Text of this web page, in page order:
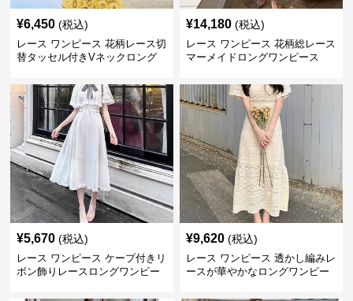
¥6,450 (税込)
レース ワンピース 花柄レース切
替タッセル付きVネックロング
¥14,180 (税込)
レース ワンピース 花柄総レース
マーメイドロングワンピース
¥5,670 (税込)
レース ワンピース ケープ付きリ
ボン飾りレースロングワンピー
¥9,620 (税込)
レース ワンピース 透かし編みレ
ースが華やかなロングワンピー